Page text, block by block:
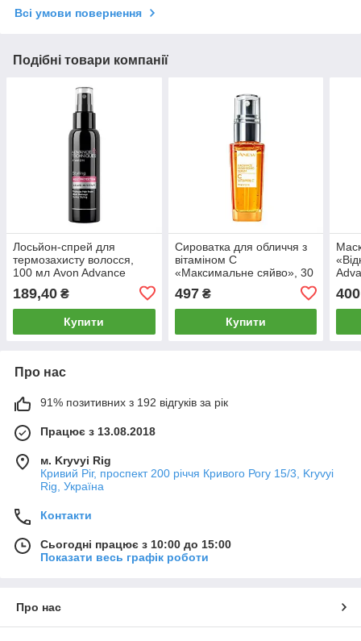
Всі умови повернення
Подібні товари компанії
Лосьйон-спрей для
термозахисту волосся,
100 мл Avon Advance
Techniques Heat Protection
Lotion Spray
189,40 ₴
Купити
Сироватка для обличчя з
вітаміном С
«Максимальне сяйво», 30
Maximising Serum
497₴
Купити
400
Про нас
91% позитивних з 192 відгуків за рік
Працює з 13.08.2018
м. Kryvyi Rig
Кривий Ріг, проспект 200 річчя Кривого Рогу 15/3, Kryvyi
Rig, Україна
Контакти
Сьогодні працює з 10:00 до 15:00
Показати весь графік роботи
Про нас